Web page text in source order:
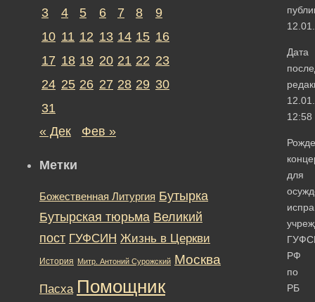
Дата
12:58
для
РФ
по
РБ
3
4 5 6 7 8
9
10 11 12 13 14 15 16
17 18 19 20 21 22 23
24 25 26 27 28 29 30
31
« Дек
Фев »
Метки
Божественная Литургия Бутырка
Бутырская тюрьма Великий
пост ГУФСИН Жизнь в Церкви
История Митр. Антоний Сурожский Москва
Пасха Помощник